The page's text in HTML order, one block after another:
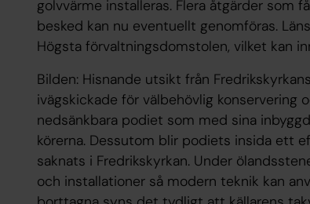
golvvärme installeras. Flera åtgärder som
besked kan nu eventuellt genomföras.
Högsta förvaltningsdomstolen, vilket kan
Bilden: Hisnande utsikt från
ivägskickade för välbehövlig
nedsänkbara podiet som med sina
körerna. Dessutom blir podiets insida ett
saknats i Fredrikskyrkan. Under
och installationer så modern teknik kan